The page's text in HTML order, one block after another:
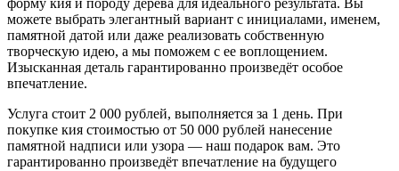
можете выбрать элегантный вариант с инициалами, именем,
памятной датой или даже реализовать собственную
творческую идею, а мы поможем с ее воплощением.
Изысканная деталь гарантированно произведёт особое
впечатление.
Услуга стоит 2 000 рублей, выполняется за 1 день. При
покупке кия стоимостью от 50 000 рублей нанесение
памятной надписи или узора — наш подарок вам. Это
гарантированно произведёт впечатление на будущего